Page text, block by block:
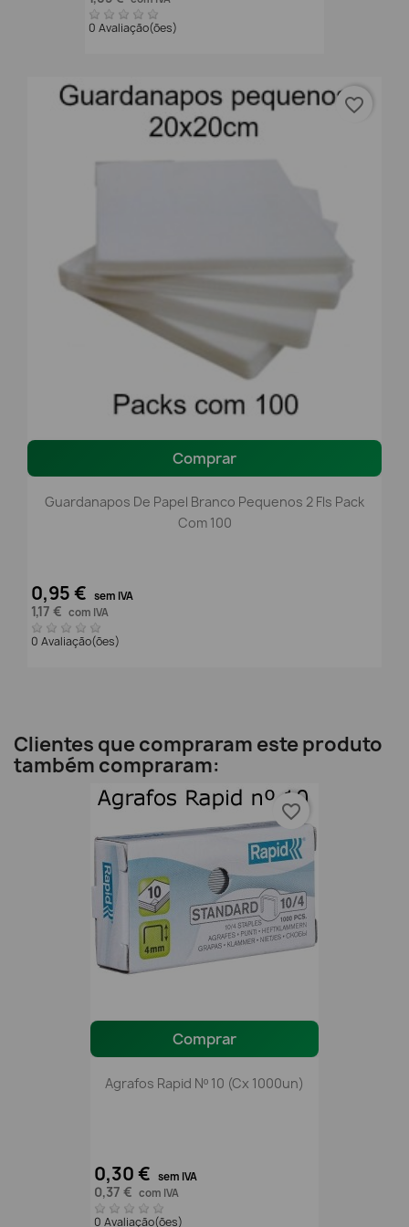
0 Avaliação(ões)
Comprar
Guardanapos De Papel Branco Pequenos 2 Fls Pack
Com 100
0,95 € sem IVA
1,17 € com IVA
0 Avaliação(ões)
favorite_border
Clientes que compraram este produto
também compraram:
Comprar
Agrafos Rapid Nº 10 (Cx 1000un)
0,30 € sem IVA
0,37 € com IVA
0 Avaliação(ões)
favorite_border